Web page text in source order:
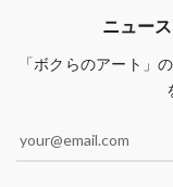
ニュー
「ボクらのアート」